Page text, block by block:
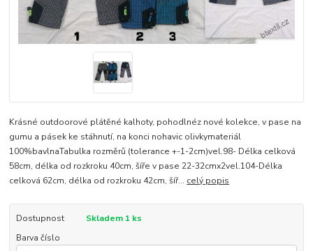
Krásné outdoorové plátěné kalhoty, pohodlnéz nové kolekce, v pase na
gumu a pásek ke stáhnutí, na konci nohavic olivkymateriál
100%bavlnaTabulka rozměrů (tolerance +-1-2cm)vel.98- Délka celková
58cm, délka od rozkroku 40cm, šíře v pase 22-32cmx2vel.104-Délka
celková 62cm, délka od rozkroku 42cm, šíř... celý popis
Dostupnost
Skladem 1 ks
Barva číslo